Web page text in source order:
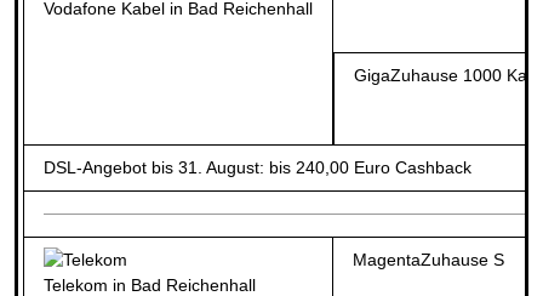
Vodafone Kabel in Bad Reichenhall
GigaZuhause 1000
DSL-Angebot bis 31. August: bis 240,00 Euro Cashback
Telekom in Bad Reichenhall
MagentaZuhause S